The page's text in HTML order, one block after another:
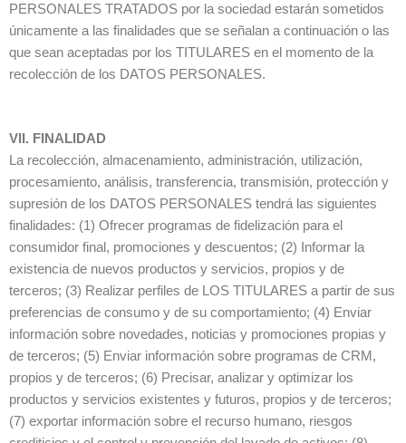
PERSONALES TRATADOS por la sociedad estarán sometidos
únicamente a las finalidades que se señalan a continuación o las
que sean aceptadas por los TITULARES en el momento de la
recolección de los DATOS PERSONALES.
VII. FINALIDAD
La recolección, almacenamiento, administración, utilización,
procesamiento, análisis, transferencia, transmisión, protección y
supresión de los DATOS PERSONALES tendrá las siguientes
finalidades: (1) Ofrecer programas de fidelización para el
consumidor final, promociones y descuentos; (2) Informar la
existencia de nuevos productos y servicios, propios y de
terceros; (3) Realizar perfiles de LOS TITULARES a partir de sus
preferencias de consumo y de su comportamiento; (4) Enviar
información sobre novedades, noticias y promociones propias y
de terceros; (5) Enviar información sobre programas de CRM,
propios y de terceros; (6) Precisar, analizar y optimizar los
productos y servicios existentes y futuros, propios y de terceros;
(7) exportar información sobre el recurso humano, riesgos